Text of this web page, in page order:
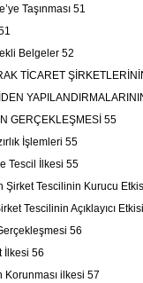
Taşınması 51
Belgeler 52
TİCARET
55
İşlemleri 55
İlkesi 55
Tescilinin Kurucu
Tescilinin Açıklayıcı
56
56
ilkesi 57